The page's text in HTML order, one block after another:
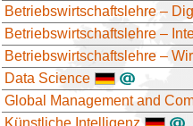
Betriebswirtschaftslehre –
Betriebswirtschaftslehre –
Betriebswirtschaftslehre –
Data Science
Global Management and
Künstliche Intelligenz